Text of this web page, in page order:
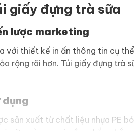
giấy đựng trà sữa
lược marketing
với thiết kế in ấn thông tin cụ
rộng rãi hơn. Túi giấy đựng
sản xuất từ chất liệu nhựa PE